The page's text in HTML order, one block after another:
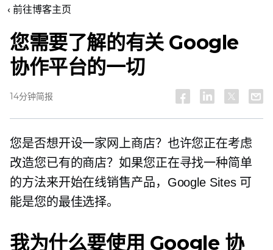
‹ 前往博客主页
您需要了解的有关 Google
协作平台的一切
14分钟简报
您是否想开设一家网上商店？也许您正在考虑
改造您已有的商店？如果您正在寻找一种简单
的方法来开始在线销售产品，Google Sites 可
能是您的最佳选择。
我为什么要使用 Google 协